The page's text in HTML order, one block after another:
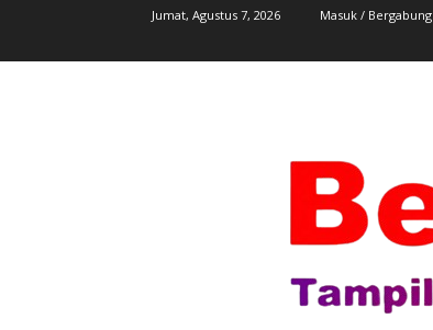
Jumat, Agustus 7, 2026 Masuk / Bergabung